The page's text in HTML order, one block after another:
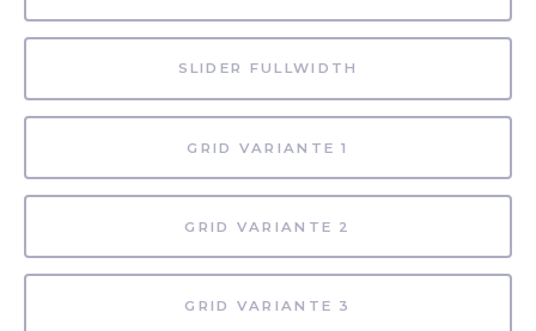
SLIDER FULLWIDTH
GRID VARIANTE 1
GRID VARIANTE 2
GRID VARIANTE 3